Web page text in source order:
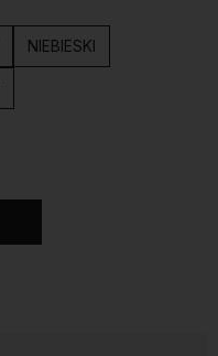
NIEBIESKI